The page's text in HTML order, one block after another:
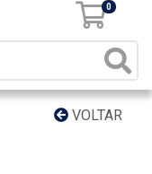
0
VOLTAR